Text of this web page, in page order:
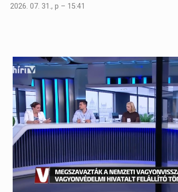
2026. 07. 31., p – 15:41